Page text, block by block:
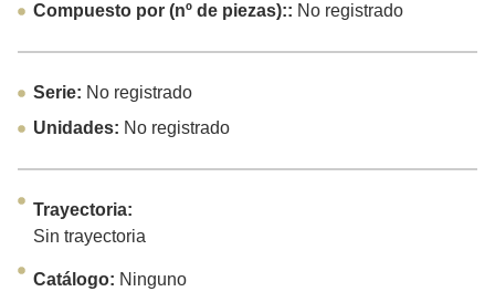
Compuesto por (nº de piezas):: No registrado
Serie: No registrado
Unidades: No registrado
Trayectoria:
Sin trayectoria
Catálogo: Ninguno